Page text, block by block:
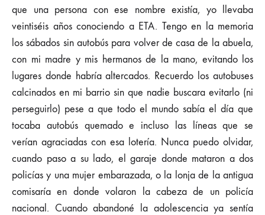
que una persona con ese nombre existía, yo llevaba
veintiséis años conociendo a ETA. Tengo en la memoria
los sábados sin autobús para volver de casa de la abuela,
con mi madre y mis hermanos de la mano, evitando los
lugares donde habría altercados. Recuerdo los autobuses
calcinados en mi barrio sin que nadie buscara evitarlo (ni
perseguirlo) pese a que todo el mundo sabía el día que
tocaba autobús quemado e incluso las líneas que se
verían agraciadas con esa lotería. Nunca puedo olvidar,
cuando paso a su lado, el garaje donde mataron a dos
policías y una mujer embarazada, o la lonja de la antigua
comisaría en donde volaron la cabeza de un policía
nacional. Cuando abandoné la adolescencia ya sentía